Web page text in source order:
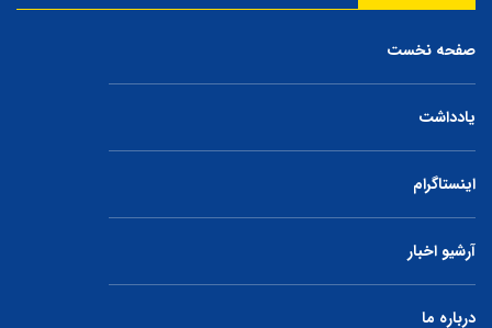
صفحه نخست
یادداشت
اینستاگرام
آرشیو اخبار
درباره ما